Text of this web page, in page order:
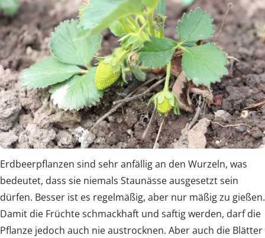
Erdbeerpflanzen sind sehr anfällig an den Wurzeln, was
bedeutet, dass sie niemals Staunässe ausgesetzt sein
dürfen. Besser ist es regelmäßig, aber nur mäßig zu gießen.
Damit die Früchte schmackhaft und saftig werden, darf die
Pflanze jedoch auch nie austrocknen. Aber auch die Blätter